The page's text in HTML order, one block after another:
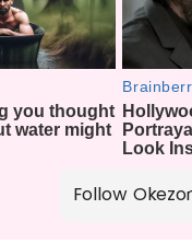
Follow